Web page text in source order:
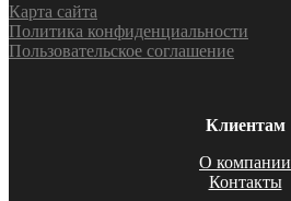
Карта сайта
Политика конфиденциальности
Пользовательское соглашение
Клиентам
О компании
Контакты